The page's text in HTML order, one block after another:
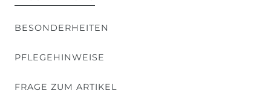
BESONDERHEITEN
PFLEGEHINWEISE
FRAGE ZUM ARTIKEL